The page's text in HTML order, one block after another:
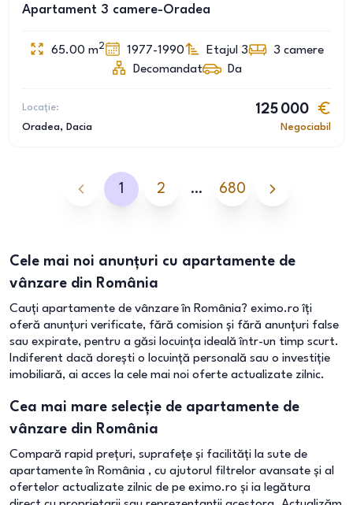
Apartament 3 camere-Oradea
65.00 m2 1977-1990 Etajul 3 3 camere
Decomandat
Da
Locație:
Oradea, Dacia
125 000
Negociabil
1 2 … 680
Cele mai noi anunțuri cu apartamente de
vânzare din România
Cauți apartamente de vânzare în România? eximo.ro îți
oferă anunțuri verificate, fără comision și fără anunțuri false
sau expirate, pentru a găsi locuința ideală într-un timp scurt.
Indiferent dacă dorești o locuință personală sau o investiție
imobiliară, ai acces la cele mai noi oferte actualizate zilnic.
Cea mai mare selecție de apartamente de
vânzare din România
Compară rapid prețuri, suprafețe și facilități la sute de
apartamente în România , cu ajutorul filtrelor avansate și al
ofertelor actualizate zilnic de pe eximo.ro și ia legătura